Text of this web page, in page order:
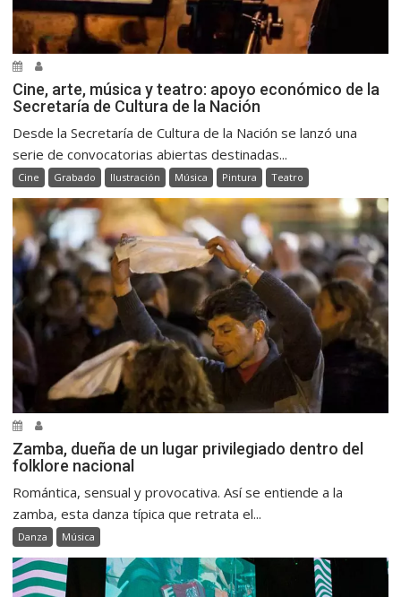
Cine, arte, música y teatro: apoyo económico de la
Secretaría de Cultura de la Nación
Desde la Secretaría de Cultura de la Nación se lanzó una
serie de convocatorias abiertas destinadas...
Cine Grabado Ilustración Música Pintura Teatro
Zamba, dueña de un lugar privilegiado dentro del
folklore nacional
Romántica, sensual y provocativa. Así se entiende a la
zamba, esta danza típica que retrata el...
Danza Música